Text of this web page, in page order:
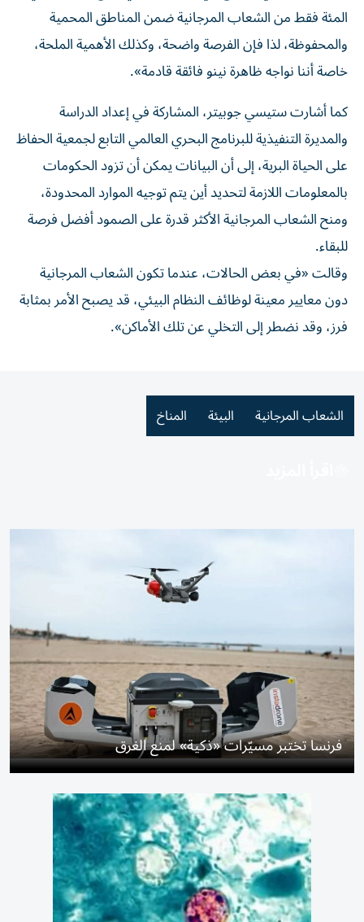
المئة فقط من الشعاب المرجانية ضمن المناطق المحمية
والمحفوظة، لذا فإن الفرصة واضحة، وكذلك الأهمية الملحة،
خاصة أننا نواجه ‌ظاهرة نينو ‌فائقة قادمة».
كما أشارت ستيسي جوبيتر، المشاركة في ⁠إعداد الدراسة
والمديرة التنفيذية للبرنامج البحري العالمي التابع لجمعية الحفاظ
‌على الحياة البرية، إلى أن البيانات يمكن أن تزود الحكومات
بالمعلومات اللازمة لتحديد أين يتم توجيه الموارد المحدودة،
ومنح الشعاب المرجانية ⁠الأكثر قدرة على الصمود أفضل فرصة
للبقاء.
وقالت «في بعض الحالات، ​عندما تكون الشعاب المرجانية
دون معايير معينة لوظائف النظام البيئي، قد يصبح الأمر بمثابة
فرز، وقد نضطر إلى التخلي عن ⁠تلك الأماكن».
الشعاب المرجانية البيئة المناخ
فرنسا تختبر مسيّرات «ذكية» لمنع الغرق